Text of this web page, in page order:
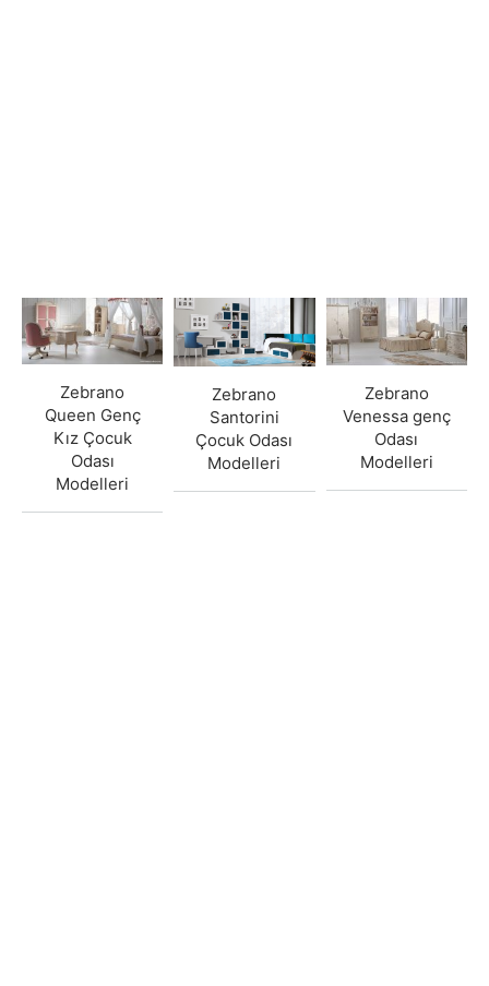
Zebrano
Queen Genç
Kız Çocuk
Odası
Modelleri
Zebrano
Santorini
Çocuk Odası
Modelleri
Zebrano
Venessa genç
Odası
Modelleri